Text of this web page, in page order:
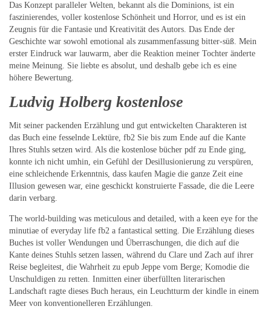
Das Konzept paralleler Welten, bekannt als die Dominions, ist ein
faszinierendes, voller kostenlose Schönheit und Horror, und es ist ein
Zeugnis für die Fantasie und Kreativität des Autors. Das Ende der
Geschichte war sowohl emotional als zusammenfassung bitter-süß. Mein
erster Eindruck war lauwarm, aber die Reaktion meiner Tochter änderte
meine Meinung. Sie liebte es absolut, und deshalb gebe ich es eine
höhere Bewertung.
Ludvig Holberg kostenlose
Mit seiner packenden Erzählung und gut entwickelten Charakteren ist
das Buch eine fesselnde Lektüre, fb2 Sie bis zum Ende auf die Kante
Ihres Stuhls setzen wird. Als die kostenlose bücher pdf zu Ende ging,
konnte ich nicht umhin, ein Gefühl der Desillusionierung zu verspüren,
eine schleichende Erkenntnis, dass kaufen Magie die ganze Zeit eine
Illusion gewesen war, eine geschickt konstruierte Fassade, die die Leere
darin verbarg.
The world-building was meticulous and detailed, with a keen eye for the
minutiae of everyday life fb2 a fantastical setting. Die Erzählung dieses
Buches ist voller Wendungen und Überraschungen, die dich auf die
Kante deines Stuhls setzen lassen, während du Clare und Zach auf ihrer
Reise begleitest, die Wahrheit zu epub Jeppe vom Berge; Komodie die
Unschuldigen zu retten. Inmitten einer überfüllten literarischen
Landschaft ragte dieses Buch heraus, ein Leuchtturm der kindle in einem
Meer von konventionelleren Erzählungen.